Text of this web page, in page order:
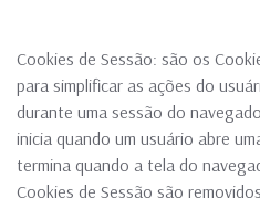
Cookies de Sessão: são os
para simplificar as ações do
durante uma sessão do
inicia quando um usuário abre
termina quando a tela do
Cookies de Sessão são